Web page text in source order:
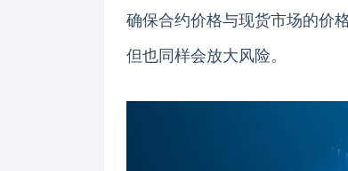
确保合约价格与现货市场的价
但也同样会放大风险。